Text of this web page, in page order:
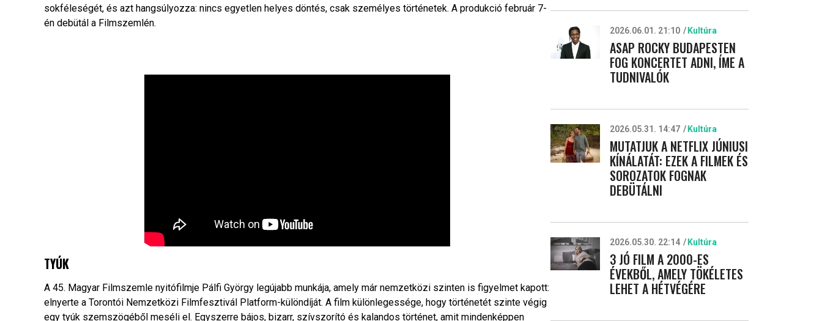
sokféleségét, és azt hangsúlyozza: nincs egyetlen helyes döntés, csak személyes történetek. A produkció február 7-
én debütál a Filmszemlén.
TYÚK
A 45. Magyar Filmszemle nyitófilmje Pálfi György legújabb munkája, amely már nemzetközi szinten is figyelmet kapott:
elnyerte a Torontói Nemzetközi Filmfesztivál Platform-különdíját. A film különlegessége, hogy történetét szinte végig
egy tyúk szemszögéből meséli el. Egyszerre bájos, bizarr, szívszorító és kalandos történet, amit mindenképpen
2026.06.01. 21:10 Kultúra
ASAP ROCKY BUDAPESTEN
FOG KONCERTET ADNI, ÍME A
TUDNIVALÓK
2026.05.31. 14:47 Kultúra
MUTATJUK A NETFLIX JÚNIUSI
KÍNÁLATÁT: EZEK A FILMEK ÉS
SOROZATOK FOGNAK
DEBÜTÁLNI
2026.05.30. 22:14 Kultúra
3 JÓ FILM A 2000-ES
ÉVEKBŐL, AMELY TÖKÉLETES
LEHET A HÉTVÉGÉRE